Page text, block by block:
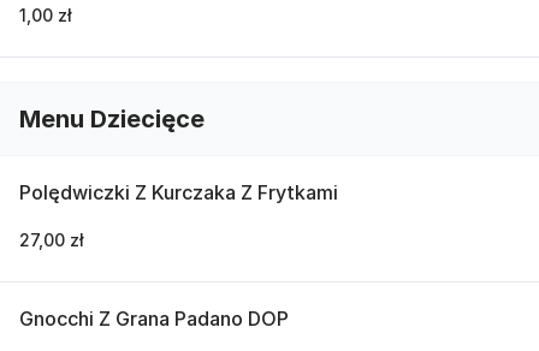
1,00 zł
Menu Dziecięce
Polędwiczki Z Kurczaka Z Frytkami
27,00 zł
Gnocchi Z Grana Padano DOP